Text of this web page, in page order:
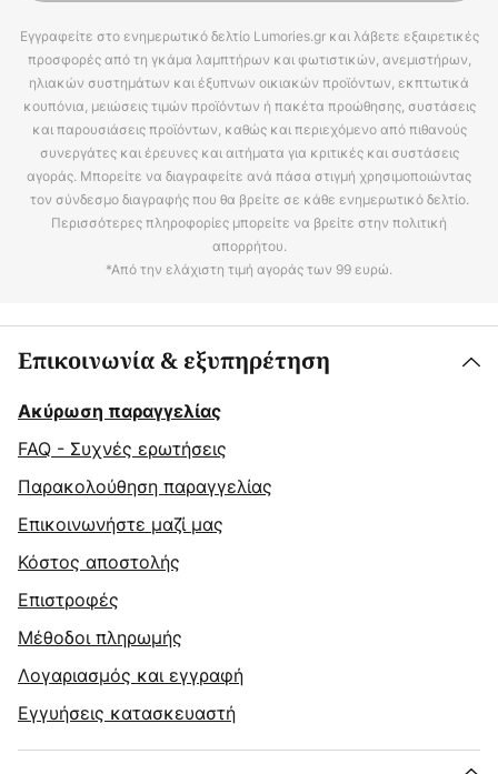
Εγγραφείτε στο ενημερωτικό δελτίο Lumories.gr και λάβετε εξαιρετικές
προσφορές από τη γκάμα λαμπτήρων και φωτιστικών, ανεμιστήρων,
ηλιακών συστημάτων και έξυπνων οικιακών προϊόντων, εκπτωτικά
κουπόνια, μειώσεις τιμών προϊόντων ή πακέτα προώθησης, συστάσεις
και παρουσιάσεις προϊόντων, καθώς και περιεχόμενο από πιθανούς
συνεργάτες και έρευνες και αιτήματα για κριτικές και συστάσεις
αγοράς. Μπορείτε να διαγραφείτε ανά πάσα στιγμή χρησιμοποιώντας
τον σύνδεσμο διαγραφής που θα βρείτε σε κάθε ενημερωτικό δελτίο.
Περισσότερες πληροφορίες μπορείτε να βρείτε στην πολιτική
απορρήτου.
*Από την ελάχιστη τιμή αγοράς των 99 ευρώ.
Επικοινωνία & εξυπηρέτηση
Ακύρωση παραγγελίας
FAQ - Συχνές ερωτήσεις
Παρακολούθηση παραγγελίας
Επικοινωνήστε μαζί μας
Κόστος αποστολής
Επιστροφές
Μέθοδοι πληρωμής
Λογαριασμός και εγγραφή
Εγγυήσεις κατασκευαστή